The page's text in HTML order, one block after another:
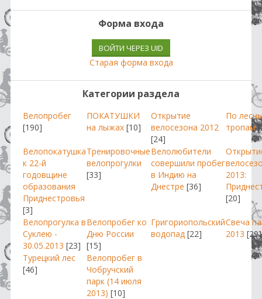
Форма входа
ВОЙТИ ЧЕРЕЗ UID
Старая форма входа
Категории раздела
Велопробег
[190]
ПОКАТУШКИ
на лыжах [10]
Открытие
велосезона 2012
[24]
По
тропам
Велопокатушка
к 22-й
годовщине
образования
Приднестровья
[3]
Тренировочные
велопрогулки
[33]
Велолюбители
совершили пробег
в Индию на
Днестре [36]
2013:
[20]
Велопрогулка в
Суклею -
30.05.2013 [23]
Велопробег ко
Дню России
[15]
Григориопольский
водопад [22]
Свеча
2013 [29]
Турецкий лес
[46]
Велопробег в
Чобручский
парк (14 июля
2013) [10]